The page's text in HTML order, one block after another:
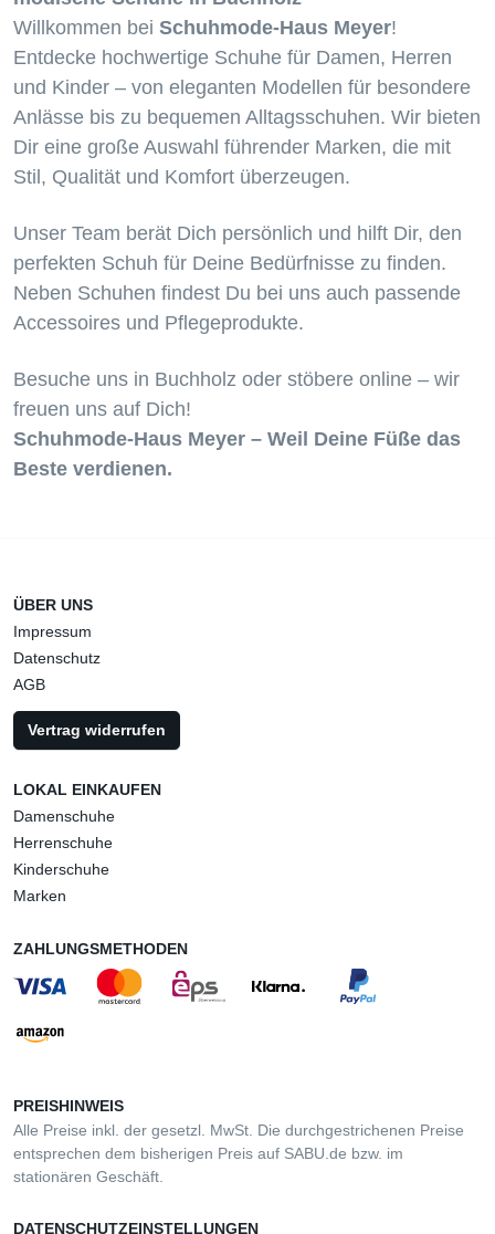
Willkommen bei Schuhmode-Haus Meyer!
Entdecke hochwertige Schuhe für Damen, Herren
und Kinder – von eleganten Modellen für besondere
Anlässe bis zu bequemen Alltagsschuhen. Wir bieten
Dir eine große Auswahl führender Marken, die mit
Stil, Qualität und Komfort überzeugen.
Unser Team berät Dich persönlich und hilft Dir, den
perfekten Schuh für Deine Bedürfnisse zu finden.
Neben Schuhen findest Du bei uns auch passende
Accessoires und Pflegeprodukte.
Besuche uns in Buchholz oder stöbere online – wir
freuen uns auf Dich!
Schuhmode-Haus Meyer – Weil Deine Füße das
Beste verdienen.
ÜBER UNS
Impressum
Datenschutz
AGB
Vertrag widerrufen
LOKAL EINKAUFEN
Damenschuhe
Herrenschuhe
Kinderschuhe
Marken
ZAHLUNGSMETHODEN
PREISHINWEIS
Alle Preise inkl. der gesetzl. MwSt. Die durchgestrichenen Preise
entsprechen dem bisherigen Preis auf SABU.de bzw. im
stationären Geschäft.
DATENSCHUTZEINSTELLUNGEN